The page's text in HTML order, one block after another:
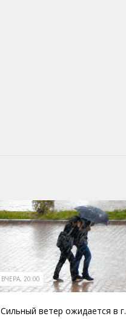
ВЧЕРА, 20:00
Сильный ветер ожидается в г.